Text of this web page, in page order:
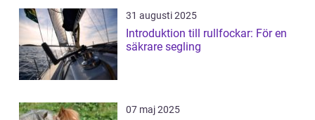
31 augusti 2025
Introduktion till rullfockar: För en
säkrare segling
07 maj 2025